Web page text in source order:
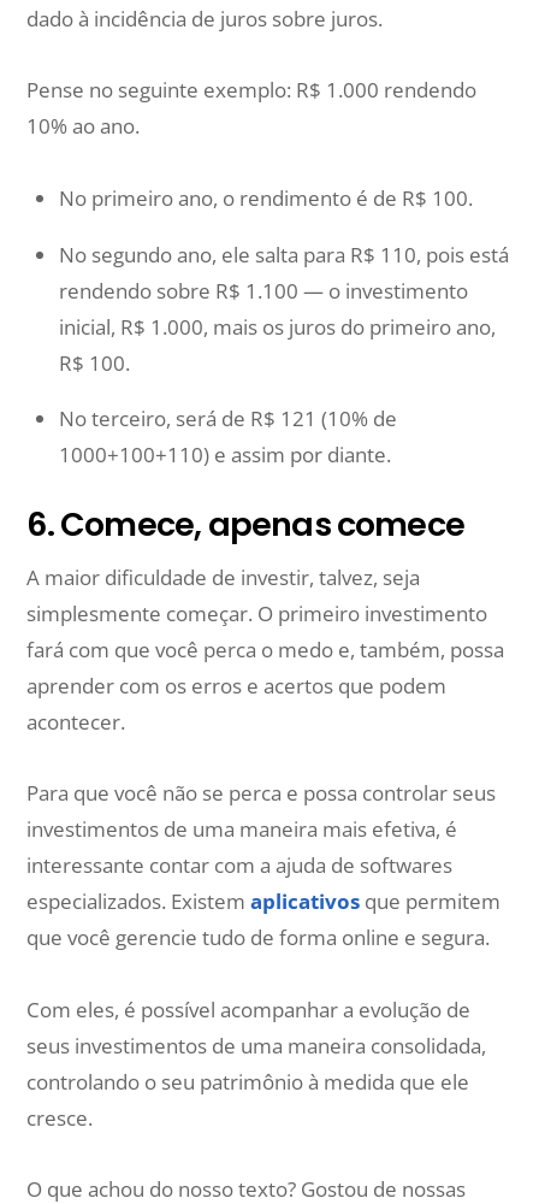
dado à incidência de juros sobre juros.
Pense no seguinte exemplo: R$ 1.000 rendendo
10% ao ano.
No primeiro ano, o rendimento é de R$ 100.
No segundo ano, ele salta para R$ 110, pois está
rendendo sobre R$ 1.100 — o investimento
inicial, R$ 1.000, mais os juros do primeiro ano,
R$ 100.
No terceiro, será de R$ 121 (10% de
1000+100+110) e assim por diante.
6. Comece, apenas comece
A maior dificuldade de investir, talvez, seja
simplesmente começar. O primeiro investimento
fará com que você perca o medo e, também, possa
aprender com os erros e acertos que podem
acontecer.
Para que você não se perca e possa controlar seus
investimentos de uma maneira mais efetiva, é
interessante contar com a ajuda de softwares
especializados. Existemaplicativos que permitem
que você gerencie tudo de forma online e segura.
Com eles, é possível acompanhar a evolução de
seus investimentos de uma maneira consolidada,
controlando o seu patrimônio à medida que ele
cresce.
O que achou do nosso texto? Gostou de nossas